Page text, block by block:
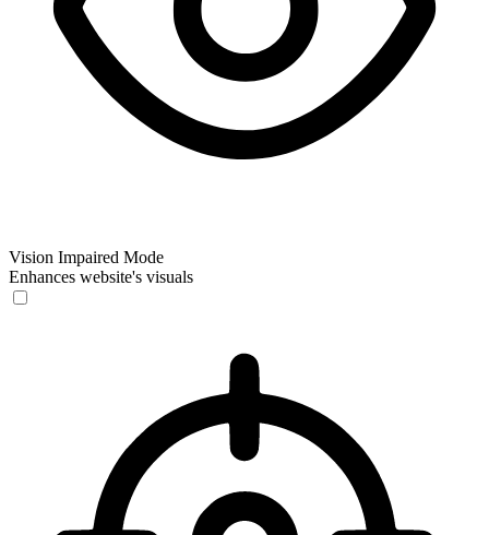
Vision Impaired Mode
Enhances website's visuals